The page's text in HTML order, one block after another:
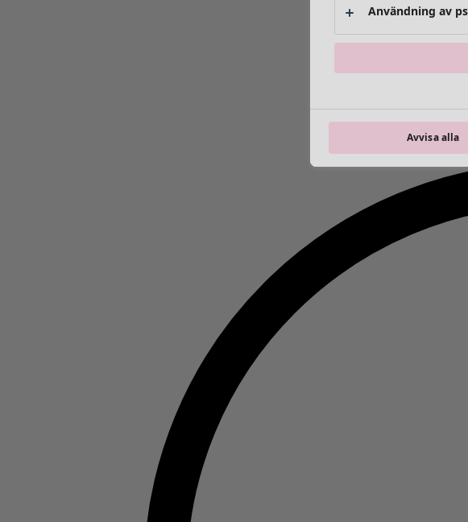
Användning av
Avvisa alla